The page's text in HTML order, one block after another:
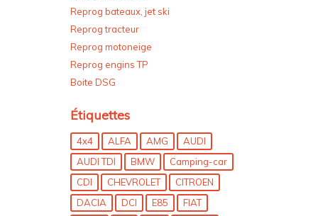
Reprog bateaux, jet ski
Reprog tracteur
Reprog motoneige
Reprog engins TP
Boite DSG
Étiquettes
4x4 ALFA AMG
AUDI
AUDI TDI
BMW
Camping-car
CDI
CHEVROLET
CITROEN
DACIA
DCI E85
FIAT